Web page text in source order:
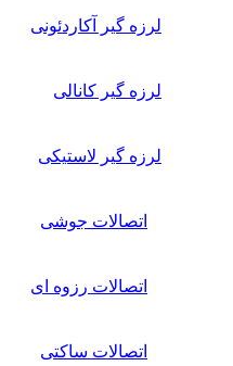
لرزه گیر آکاردئونی
لرزه گیر کانالی
لرزه گیر لاستیکی
اتصالات جوشی
اتصالات رزوه ای
اتصالات ساکتی